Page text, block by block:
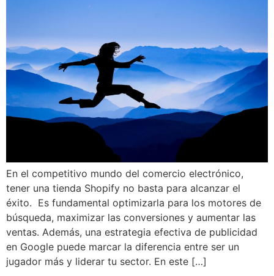
En el competitivo mundo del comercio electrónico,
tener una tienda Shopify no basta para alcanzar el
éxito. Es fundamental optimizarla para los motores de
búsqueda, maximizar las conversiones y aumentar las
ventas. Además, una estrategia efectiva de publicidad
en Google puede marcar la diferencia entre ser un
jugador más y liderar tu sector. En este […]